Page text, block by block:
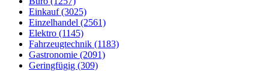
Einkauf (3025)
Einzelhandel (2561)
Elektro (1145)
Fahrzeugtechnik (1183)
Gastronomie (2091)
Geringfügig (309)